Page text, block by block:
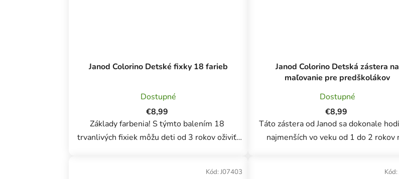
Janod Colorino Detské fixky 18 farieb
Dostupné
€8,99
Základy farbenia! S týmto balením 18
trvanlivých fixiek môžu deti od 3 rokov oživiť
Janod Colorino Detská zástera na
maľovanie pre predškolákov
Dostupné
€8,99
Táto zástera od Janod sa dokonale
najmenších vo veku od 1 do 2 rokov
Kód: J07403 Kód: